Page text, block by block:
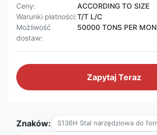
Ceny:
ACCORDING TO SIZE
Warunki płatności:T/T L/C
Możliwość
dostaw:
50000 TONS PER
Zapytaj Teraz
Znaków: S136H Stal narzędziowa do